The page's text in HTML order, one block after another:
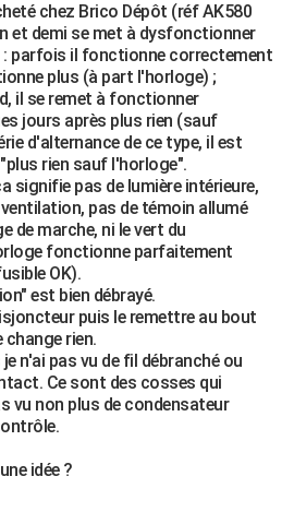
chez Brico Dépôt (réf AK580
et demi se met à dysfonctionner
: parfois il fonctionne correctement
plus (à part l'horloge) ;
il se remet à fonctionner
jours après plus rien (sauf
d'alternance de ce type, il est
rien sauf l'horloge".
signifie pas de lumière intérieure,
pas de témoin allumé
de marche, ni le vert du
fonctionne parfaitement
OK).
est bien débrayé.
puis le remettre au bout
change rien.
n'ai pas vu de fil débranché ou
Ce sont des cosses qui
vu non plus de condensateur
idée ?